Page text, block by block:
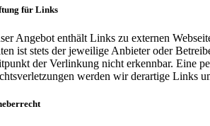
für Links
Angebot enthält Links zu externen
ist stets der jeweilige Anbieter oder
der Verlinkung nicht erkennbar. Eine
werden wir derartige Links